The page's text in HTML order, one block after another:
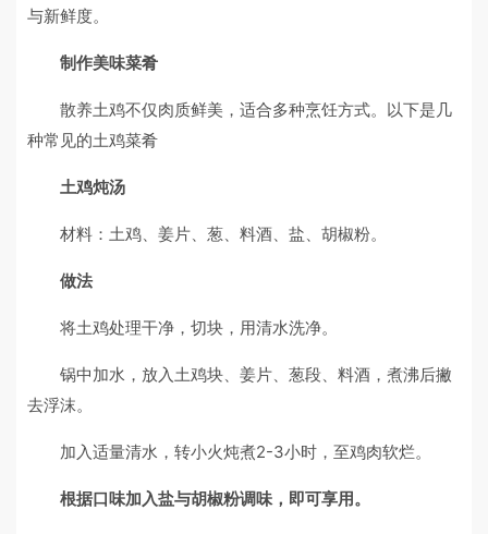
与新鲜度。
制作美味菜肴
散养土鸡不仅肉质鲜美，适合多种烹饪方式。以下是几
种常见的土鸡菜肴
土鸡炖汤
材料：土鸡、姜片、葱、料酒、盐、胡椒粉。
做法
将土鸡处理干净，切块，用清水洗净。
锅中加水，放入土鸡块、姜片、葱段、料酒，煮沸后撇
去浮沫。
加入适量清水，转小火炖煮2-3小时，至鸡肉软烂。
根据口味加入盐与胡椒粉调味，即可享用。